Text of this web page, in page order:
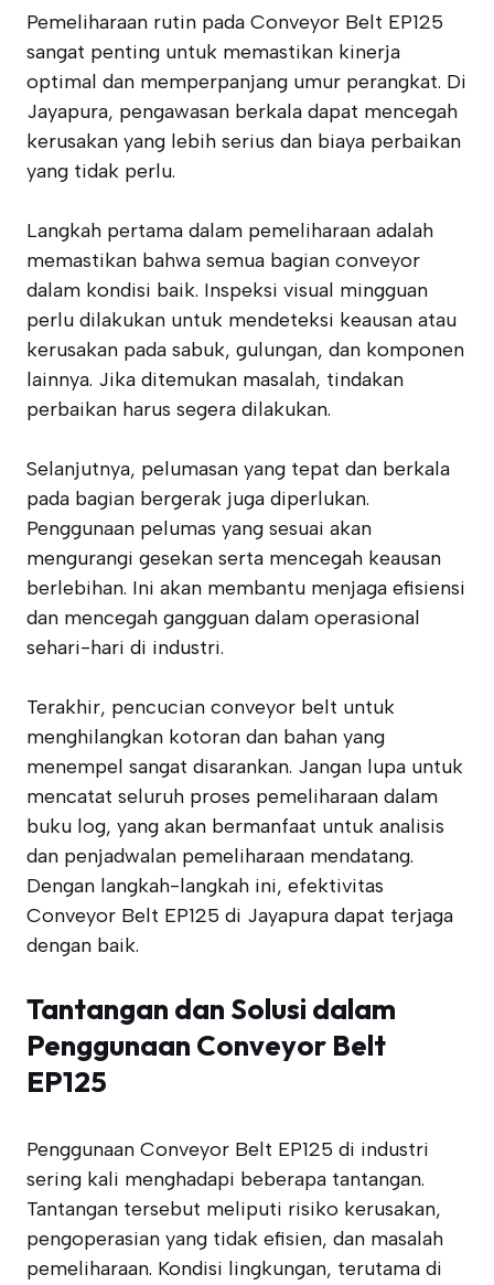
Pemeliharaan rutin pada Conveyor Belt EP125
sangat penting untuk memastikan kinerja
optimal dan memperpanjang umur perangkat. Di
Jayapura, pengawasan berkala dapat mencegah
kerusakan yang lebih serius dan biaya perbaikan
yang tidak perlu.
Langkah pertama dalam pemeliharaan adalah
memastikan bahwa semua bagian conveyor
dalam kondisi baik. Inspeksi visual mingguan
perlu dilakukan untuk mendeteksi keausan atau
kerusakan pada sabuk, gulungan, dan komponen
lainnya. Jika ditemukan masalah, tindakan
perbaikan harus segera dilakukan.
Selanjutnya, pelumasan yang tepat dan berkala
pada bagian bergerak juga diperlukan.
Penggunaan pelumas yang sesuai akan
mengurangi gesekan serta mencegah keausan
berlebihan. Ini akan membantu menjaga efisiensi
dan mencegah gangguan dalam operasional
sehari-hari di industri.
Terakhir, pencucian conveyor belt untuk
menghilangkan kotoran dan bahan yang
menempel sangat disarankan. Jangan lupa untuk
mencatat seluruh proses pemeliharaan dalam
buku log, yang akan bermanfaat untuk analisis
dan penjadwalan pemeliharaan mendatang.
Dengan langkah-langkah ini, efektivitas
Conveyor Belt EP125 di Jayapura dapat terjaga
dengan baik.
Tantangan dan Solusi dalam
Penggunaan Conveyor Belt
EP125
Penggunaan Conveyor Belt EP125 di industri
sering kali menghadapi beberapa tantangan.
Tantangan tersebut meliputi risiko kerusakan,
pengoperasian yang tidak efisien, dan masalah
pemeliharaan. Kondisi lingkungan, terutama di